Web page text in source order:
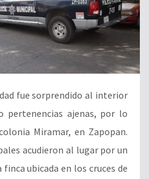
fue sorprendido al interior
pertenencias ajenas, por lo
Miramar, en Zapopan.
acudieron al lugar por un
ubicada en los cruces de